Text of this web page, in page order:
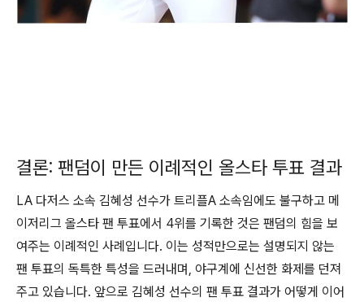
결론: 팬덤이 만든 이례적인 올스타 투표 결과
LA 다저스 소속 김혜성 선수가 트리플A 소속임에도 불구하고 메
이저리그 올스타 팬 투표에서 4위를 기록한 것은 팬덤의 힘을 보
여주는 이례적인 사례입니다. 이는 성적만으로는 설명되지 않는
팬 투표의 독특한 특성을 드러내며, 야구계에 신선한 화제를 던져
주고 있습니다. 앞으로 김혜성 선수의 팬 투표 결과가 어떻게 이어